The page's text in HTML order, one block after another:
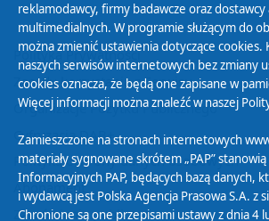
Polityka Prywatności
Zasady korzystania z Serwisu
Organizacje Pożytku Publicznego
Cyfryzacja DAB+
Polityka ochrony danych osobowych
Abonament
Zamówienia publiczne
reklamodawcy, firmy badawcze oraz dostawcy
multimedialnych. W programie służącym do
można zmienić ustawienia dotyczące cookies.
naszych serwisów internetowych bez zmiany
cookies oznacza, że będą one zapisane w
Więcej informacji można znaleźć w naszej
Zamieszczone na stronach internetowych
materiały sygnowane skrótem „PAP”
Informacyjnych PAP, będących bazą danych,
i wydawcą jest Polska Agencja Prasowa S.A. z
Chronione są one przepisami ustawy z dnia 4